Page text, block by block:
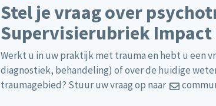
Stel je vraag over
Supervisierubriek Impact
Werkt u in uw praktijk met trauma en hebt u een
diagnostiek, behandeling) of over de huidige
traumagebied? Stuur uw vraag op naar